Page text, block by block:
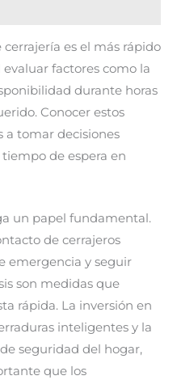
es el más rápido
factores como la
durante horas
Conocer estos
a tomar decisiones
de espera en
un papel fundamental.
de cerrajeros
emergencia y seguir
son medidas que
rápida. La inversión en
inteligentes y la
seguridad del hogar,
que los